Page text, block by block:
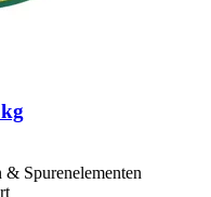
Spurenelementen